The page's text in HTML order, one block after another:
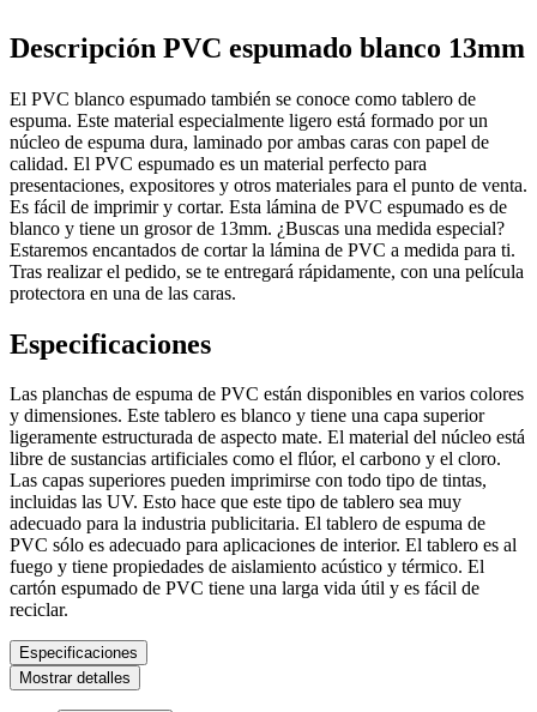
Descripción PVC espumado blanco 13mm
El PVC blanco espumado también se conoce como tablero de
espuma. Este material especialmente ligero está formado por un
núcleo de espuma dura, laminado por ambas caras con papel de
calidad. El PVC espumado es un material perfecto para
presentaciones, expositores y otros materiales para el punto de venta.
Es fácil de imprimir y cortar. Esta lámina de PVC espumado es de
blanco y tiene un grosor de 13mm. ¿Buscas una medida especial?
Estaremos encantados de cortar la lámina de PVC a medida para ti.
Tras realizar el pedido, se te entregará rápidamente, con una película
protectora en una de las caras.
Especificaciones
Las planchas de espuma de PVC están disponibles en varios colores
y dimensiones. Este tablero es blanco y tiene una capa superior
ligeramente estructurada de aspecto mate. El material del núcleo está
libre de sustancias artificiales como el flúor, el carbono y el cloro.
Las capas superiores pueden imprimirse con todo tipo de tintas,
incluidas las UV. Esto hace que este tipo de tablero sea muy
adecuado para la industria publicitaria. El tablero de espuma de
PVC sólo es adecuado para aplicaciones de interior. El tablero es al
fuego y tiene propiedades de aislamiento acústico y térmico. El
cartón espumado de PVC tiene una larga vida útil y es fácil de
reciclar.
Especificaciones
Mostrar detalles